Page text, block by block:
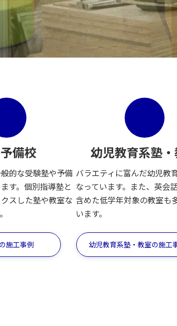
予備校
的な受験塾や予備
す。個別指導塾と
スした塾や教室な
施工事例
幼児教育系塾
バラエティに富んだ幼児教
なっています。また、英会
含めた低学年対象の教室も
います。
幼児教育系塾・教室の施工